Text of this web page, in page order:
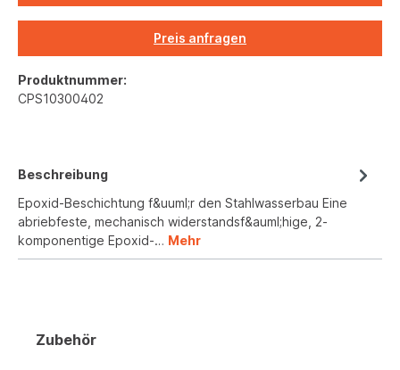
Preis anfragen
Produktnummer:
CPS10300402
Beschreibung
Epoxid-Beschichtung f&uuml;r den Stahlwasserbau Eine
abriebfeste, mechanisch widerstandsf&auml;hige, 2-
komponentige Epoxid-… Mehr
Zubehör